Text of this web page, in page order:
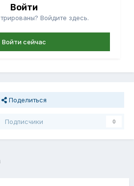
Войти
Войдите здесь.
Войти сейчас
Поделиться
Подписчики 0